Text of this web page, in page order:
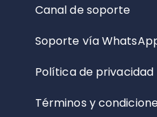
Canal de soporte
Soporte vía
Política de privacidad
Términos y